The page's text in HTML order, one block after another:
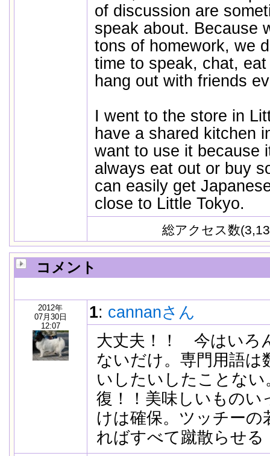
of discussion are
speak about. Because
tons of homework, we
time to speak, chat,
hang out with friends
I went to the store in
have a shared kitchen
want to use it because
always eat out or buy
can easily get
close to Little Tokyo.
総アクセス数
コメント
2012年
07月30日
12:07
1: cannanさん
大丈夫！！ 今はいろ
ないだけ。専門用語
いしたいしたことな
復！！美味しいものい
けは確保。ツッチー
ればすべて蹴散らせる